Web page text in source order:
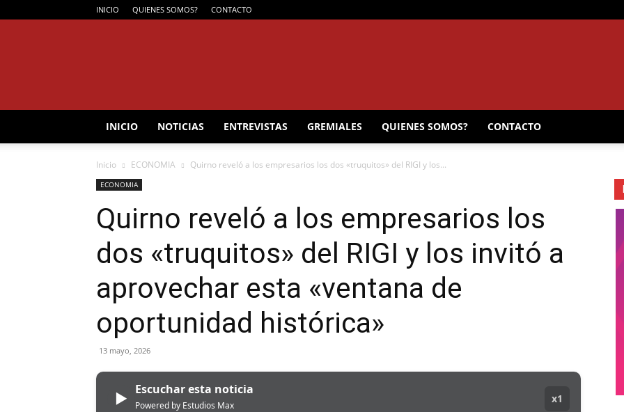
INICIO QUIENES SOMOS? CONTACTO
EL
INICIO NOTICIAS ENTREVISTAS GREMIALES QUIENES SOMOS? CONTACTO
Inicio ECONOMIA Quirno reveló a los empresarios los dos «truquitos» del RIGI y los...
ECONOMIA
Quirno reveló a los empresarios los
dos «truquitos» del RIGI y los invitó a
aprovechar esta «ventana de
oportunidad histórica»
13 mayo, 2026
▶ Escuchar esta noticia
Powered by Estudios Max
x1